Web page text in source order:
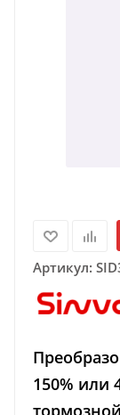
Артикул:
150% или